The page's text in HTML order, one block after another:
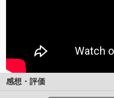
感想・評価